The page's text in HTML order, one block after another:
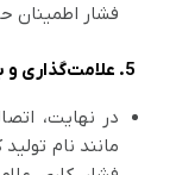
فشار اطمینان
5. علامت‌گذاری و بسته‌بندی:
در نهایت،
مانند نام